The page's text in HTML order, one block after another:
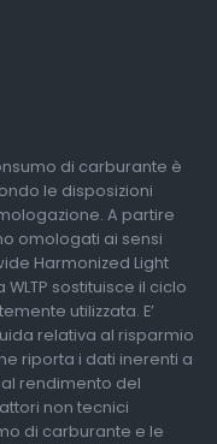
di carburante è
le disposizioni
A partire
omologati ai sensi
Harmonized Light
sostituisce il ciclo
utilizzata. E’
relativa al risparmio
riporta i dati inerenti a
rendimento del
non tecnici
di carburante e le